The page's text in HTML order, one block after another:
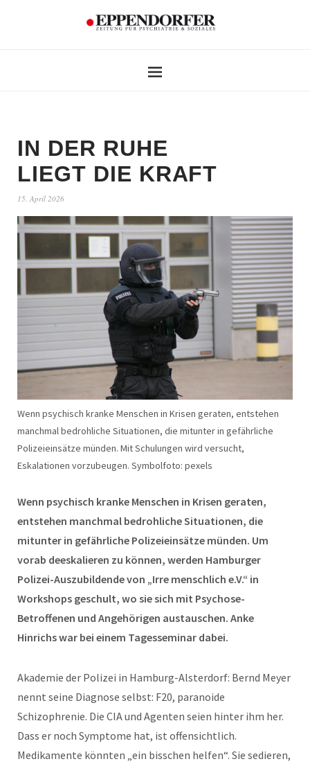
IN DER RUHE
LIEGT DIE KRAFT
15. April 2026
Wenn psychisch kranke Menschen in Krisen geraten, entstehen
manchmal bedrohliche Situationen, die mitunter in gefährliche
Polizeieinsätze münden. Mit Schulungen wird versucht,
Eskalationen vorzubeugen. Symbolfoto: pexels
Wenn psychisch kranke Menschen in Krisen geraten,
entstehen manchmal bedrohliche Situationen, die
mitunter in gefährliche Polizeieinsätze münden. Um
vorab deeskalieren zu können, werden Hamburger
Polizei-Auszubildende von „Irre menschlich e.V.“ in
Workshops geschult, wo sie sich mit Psychose-
Betroffenen und Angehörigen austauschen. Anke
Hinrichs war bei einem Tagesseminar dabei.
Akademie der Polizei in Hamburg-Alsterdorf: Bernd Meyer
nennt seine Diagnose selbst: F20, paranoide
Schizophrenie. Die CIA und Agenten seien hinter ihm her.
Dass er noch Symptome hat, ist offensichtlich.
Medikamente könnten „ein bisschen helfen“. Sie sedieren,